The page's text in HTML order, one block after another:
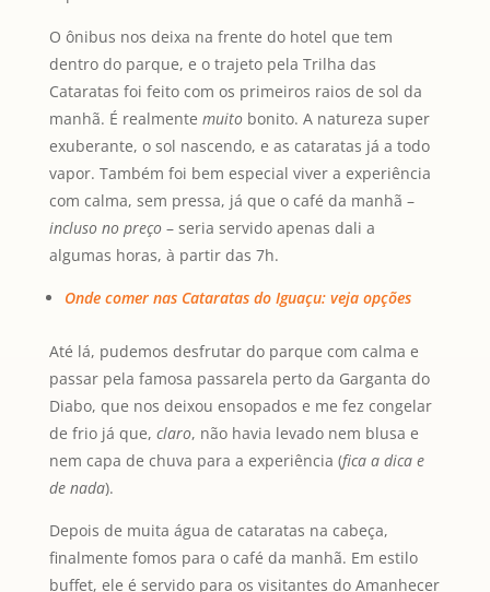
O ônibus nos deixa na frente do hotel que tem
dentro do parque, e o trajeto pela Trilha das
Cataratas foi feito com os primeiros raios de sol da
manhã. É realmente muitobonito. A natureza super
exuberante, o sol nascendo, e as cataratas já a todo
vapor. Também foi bem especial viver a experiência
com calma, sem pressa, já que o café da manhã –
incluso no preço– seria servido apenas dali a
algumas horas, à partir das 7h.
Onde comer nas Cataratas do Iguaçu: veja opções
Até lá, pudemos desfrutar do parque com calma e
passar pela famosa passarela perto da Garganta do
Diabo, que nos deixou ensopados e me fez congelar
de frio já que, claro, não havia levado nem blusa e
nem capa de chuva para a experiência (fica a dica e
de nada).
Depois de muita água de cataratas na cabeça,
finalmente fomos para o café da manhã. Em estilo
buffet, ele é servido para os visitantes do Amanhecer